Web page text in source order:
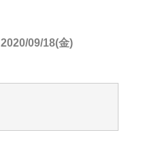
2020/09/18(金)